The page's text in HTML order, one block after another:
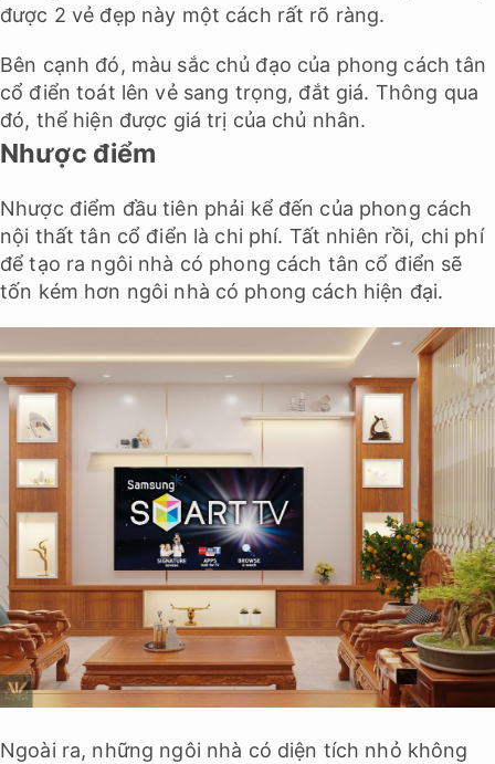
được 2 vẻ đẹp này một cách rất rõ ràng.
Bên cạnh đó, màu sắc chủ đạo của phong cách tân
cổ điển toát lên vẻ sang trọng, đắt giá. Thông qua
đó, thể hiện được giá trị của chủ nhân.
Nhược điểm
Nhược điểm đầu tiên phải kể đến của phong cách
nội thất tân cổ điển là chi phí. Tất nhiên rồi, chi phí
để tạo ra ngôi nhà có phong cách tân cổ điển sẽ
tốn kém hơn ngôi nhà có phong cách hiện đại.
Ngoài ra, những ngôi nhà có diện tích nhỏ không